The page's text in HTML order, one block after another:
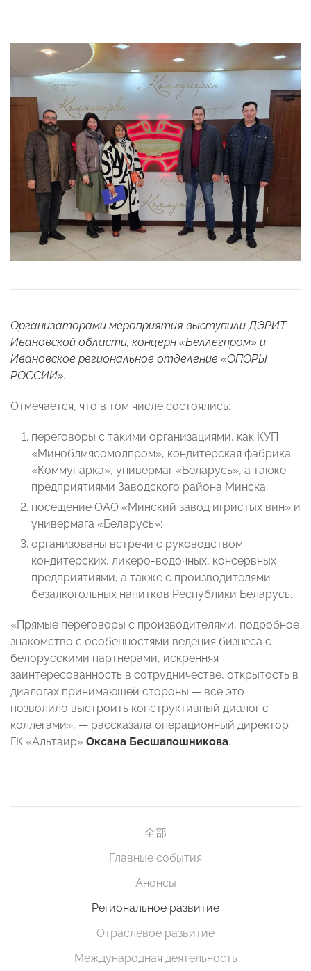
Организаторами мероприятия выступили ДЭРИТ
Ивановской области, концерн «Беллегпром» и
Ивановское региональное отделение «ОПОРЫ
РОССИИ».
Отмечается, что в том числе состоялись:
переговоры с такими организациями, как КУП
«Миноблмясомолпром», кондитерская фабрика
«Коммунарка», универмаг «Беларусь», а также
предприятиями Заводского района Минска;
посещение ОАО «Минский завод игристых вин» и
универмага «Беларусь»;
организованы встречи с руководством
кондитерских, ликеро-водочных, консервных
предприятиями, а также с производителями
безалкогольных напитков Республики Беларусь.
«Прямые переговоры с производителями, подробное
знакомство с особенностями ведения бизнеса с
белорусскими партнерами, искренняя
заинтересованность в сотрудничестве, открытость в
диалогах принимающей стороны — все это
позволило выстроить конструктивный диалог с
коллегами», — рассказала операционный директор
ГК «Альтаир» Оксана Бесшапошникова.
全部
Главные события
Анонсы
Региональное развитие
Отраслевое развитие
Международная деятельность